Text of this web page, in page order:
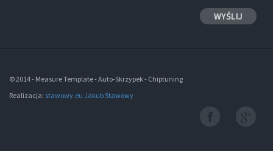
© 2014 - Measure Template - Auto-Skrzypek - Chiptuning
Realizacja: stawowy.eu Jakub Stawowy